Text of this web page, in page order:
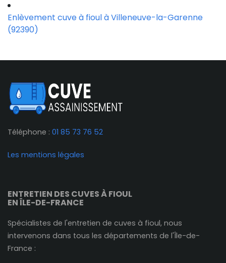
Enlèvement cuve à fioul à Villeneuve-la-Garenne
(92390)
Téléphone : 01 85 73 76 52
Les mentions légales
ENTRETIEN DES CUVES À FIOUL
EN ÎLE-DE-FRANCE
Spécialistes de l'entretien de cuves à fioul, nous
intervenons dans tous les départements de l'Île-de-
France :